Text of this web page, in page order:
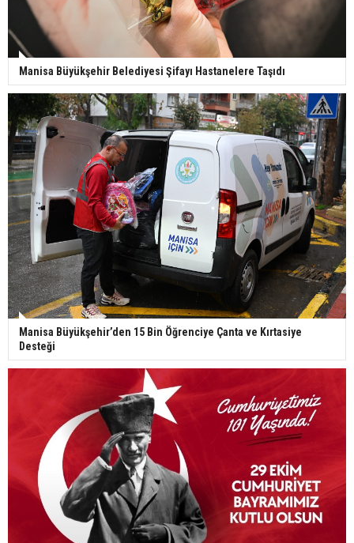
Manisa Büyükşehir Belediyesi Şifayı Hastanelere Taşıdı
Manisa Büyükşehir’den 15 Bin Öğrenciye Çanta ve Kırtasiye
Desteği